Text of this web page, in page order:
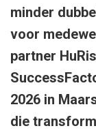
minder
voor
partner
2026 in
die